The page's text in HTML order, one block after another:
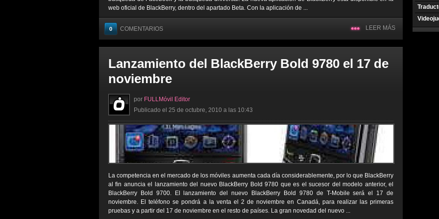
web oficial de BlackBerry, dentro del apartado Beta. Con la aplicación de ...
0 COMENTARIOS LEER MÁS
Lanzamiento del BlackBerry Bold 9780 el 17 de
noviembre
por FULLMóvil Editor
Publicado el 25 de octubre, 2010 a las 10:43
La competencia en el mercado de los móviles aumenta cada día considerablemente, por lo que BlackBerry
al fin anuncia el lanzamiento del nuevo BlackBerry Bold 9780 que es el sucesor del modelo anterior, el
BlackBerry Bold 9700. El lanzamiento del nuevo BlackBerry Bold 9780 de T-Mobile será el 17 de
noviembre. El teléfono se pondrá a la venta el 2 de noviembre en Canadá, para realizar las primeras
pruebas y a partir del 17 de noviembre en el resto de países. La gran novedad del nuevo ...